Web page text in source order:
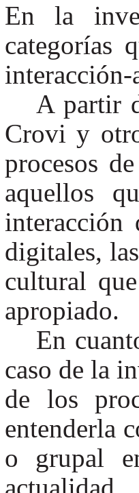
En la
categorías
interacción-
A partir
Crovi y
procesos
aquellos
interacción
digitales,
cultural
apropiado.
En
caso de la
de los
entenderla
o grupal